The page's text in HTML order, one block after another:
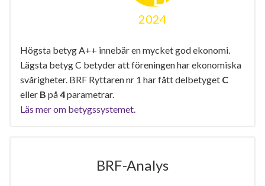
2024
Högsta betyg A++ innebär en mycket god ekonomi.
Lägsta betyg C betyder att föreningen har ekonomiska
svårigheter. BRF Ryttaren nr 1 har fått delbetyget C
eller B på4parametrar.
Läs mer om betygssystemet.
BRF-Analys